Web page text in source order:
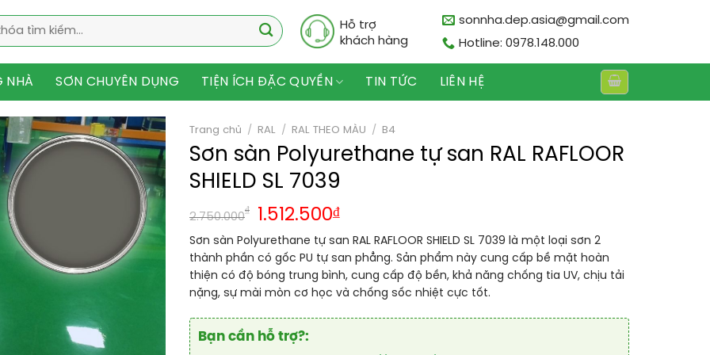
Hỗ trợ
khách hàng
sonnha.dep.asia@gmail.com
Hotline: 0978.148.000
NHÀ SƠN CHUYÊN DỤNG TIỆN ÍCH ĐẶC QUYỀN TIN TỨC LIÊN HỆ
Trang chủ / RAL / RAL THEO MÀU / B4
Sơn sàn Polyurethane tự san RAL RAFLOOR
SHIELD SL 7039
2.750.000
₫ 1.512.500₫
Sơn sàn Polyurethane tự san RAL RAFLOOR SHIELD SL 7039 là một loại sơn 2
thành phần có gốc PU tự san phẳng. Sản phẩm này cung cấp bề mặt hoàn
thiện có độ bóng trung bình, cung cấp độ bền, khả năng chống tia UV, chịu tải
nặng, sự mài mòn cơ học và chống sốc nhiệt cực tốt.
Bạn cần hỗ trợ?: